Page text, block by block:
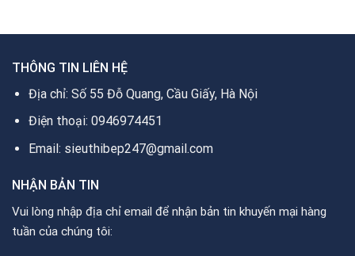
THÔNG TIN LIÊN HỆ
Địa chỉ: Số 55 Đỗ Quang, Cầu Giấy, Hà Nội
Điện thoại: 0946974451
Email: sieuthibep247@gmail.com
NHẬN BẢN TIN
Vui lòng nhập địa chỉ email để nhận bản tin khuyến mại hàng
tuần của chúng tôi: